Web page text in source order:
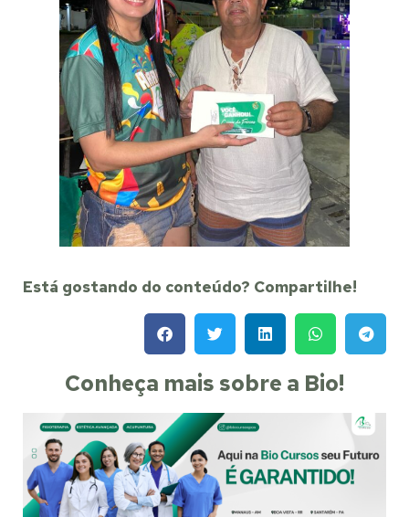
Está gostando do conteúdo? Compartilhe!
Conheça mais sobre a Bio!